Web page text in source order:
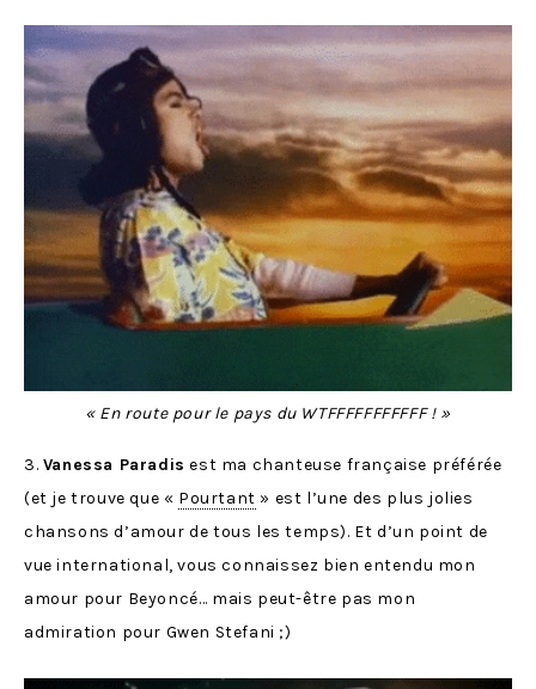
« En route pour le pays du WTFFFFFFFFFFF ! »
3. Vanessa Paradis est ma chanteuse française préférée
(et je trouve que « Pourtant » est l’une des plus jolies
chansons d’amour de tous les temps). Et d’un point de
vue international, vous connaissez bien entendu mon
amour pour Beyoncé… mais peut-être pas mon
admiration pour Gwen Stefani ;)